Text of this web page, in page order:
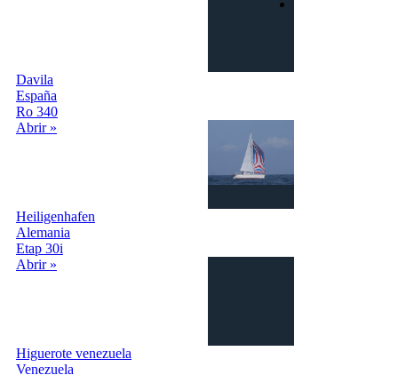
Davila
España
Ro 340
Abrir »
Heiligenhafen
Alemania
Etap 30i
Abrir »
Higuerote venezuela
Venezuela